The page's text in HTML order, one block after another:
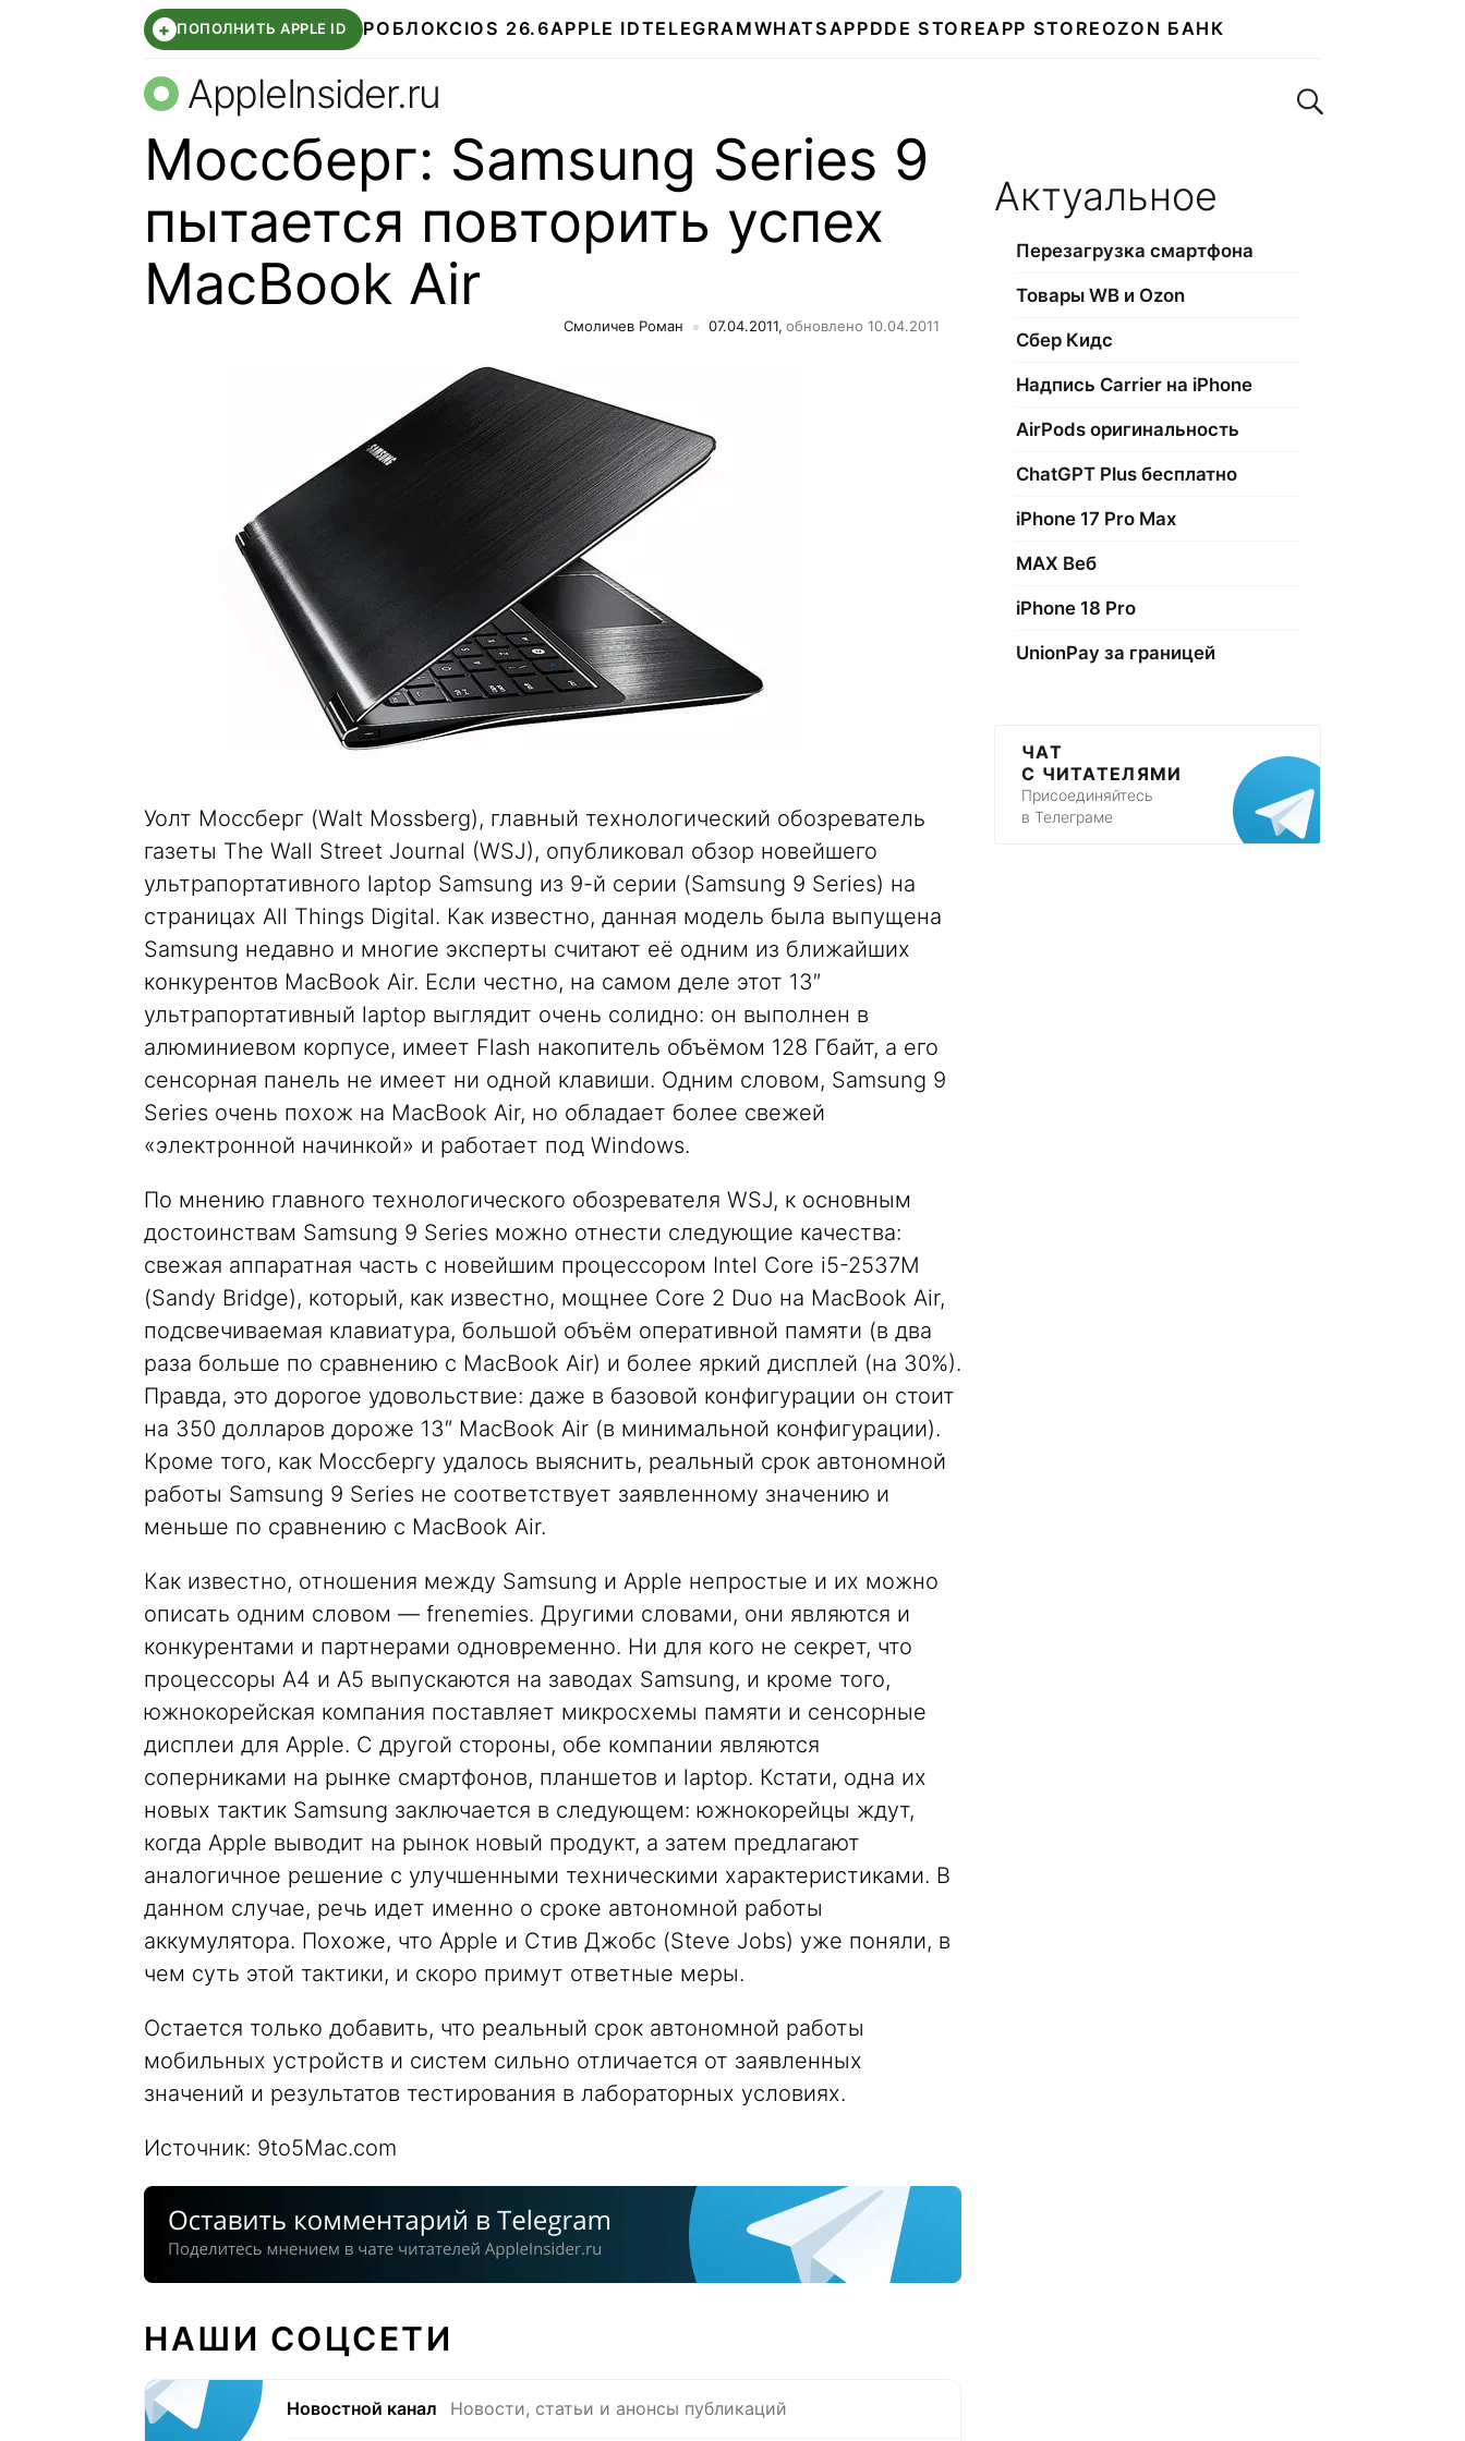
+ ПОПОЛНИТЬ APPLE ID РОБЛОКС IOS 26.6APPLE IDTELEGRAMWHATSAPPDDE STOREAPP STORE OZON БАНК
AppleInsider.ru Поиск по сайту
Моссберг: Samsung Series 9
пытается повторить успех
MacBook Air
Смоличев Роман 07.04.2011, обновлено 10.04.2011
Уолт Моссберг (Walt Mossberg), главный технологический обозреватель
газеты The Wall Street Journal (WSJ), опубликовал обзор новейшего
ультрапортативного laptop Samsung из 9-й серии (Samsung 9 Series) на
страницах All Things Digital. Как известно, данная модель была выпущена
Samsung недавно и многие эксперты считают её одним из ближайших
конкурентов MacBook Air. Если честно, на самом деле этот 13″
ультрапортативный laptop выглядит очень солидно: он выполнен в
алюминиевом корпусе, имеет Flash накопитель объёмом 128 Гбайт, а его
сенсорная панель не имеет ни одной клавиши. Одним словом, Samsung 9
Series очень похож на MacBook Air, но обладает более свежей
«электронной начинкой» и работает под Windows.
По мнению главного технологического обозревателя WSJ, к основным
достоинствам Samsung 9 Series можно отнести следующие качества:
свежая аппаратная часть с новейшим процессором Intel Core i5-2537M
(Sandy Bridge), который, как известно, мощнее Core 2 Duo на MacBook Air,
подсвечиваемая клавиатура, большой объём оперативной памяти (в два
раза больше по сравнению с MacBook Air) и более яркий дисплей (на 30%).
Правда, это дорогое удовольствие: даже в базовой конфигурации он стоит
на 350 долларов дороже 13″ MacBook Air (в минимальной конфигурации).
Кроме того, как Моссбергу удалось выяснить, реальный срок автономной
работы Samsung 9 Series не соответствует заявленному значению и
меньше по сравнению с MacBook Air.
Как известно, отношения между Samsung и Apple непростые и их можно
описать одним словом — frenemies. Другими словами, они являются и
конкурентами и партнерами одновременно. Ни для кого не секрет, что
процессоры A4 и A5 выпускаются на заводах Samsung, и кроме того,
южнокорейская компания поставляет микросхемы памяти и сенсорные
дисплеи для Apple. С другой стороны, обе компании являются
соперниками на рынке смартфонов, планшетов и laptop. Кстати, одна их
новых тактик Samsung заключается в следующем: южнокорейцы ждут,
когда Apple выводит на рынок новый продукт, а затем предлагают
аналогичное решение с улучшенными техническими характеристиками. В
данном случае, речь идет именно о сроке автономной работы
аккумулятора. Похоже, что Apple и Стив Джобс (Steve Jobs) уже поняли, в
чем суть этой тактики, и скоро примут ответные меры.
Остается только добавить, что реальный срок автономной работы
мобильных устройств и систем сильно отличается от заявленных
значений и результатов тестирования в лабораторных условиях.
Источник: 9to5Mac.com
НАШИ СОЦСЕТИ
Новостной канал Новости, статьи и анонсы публикаций
Актуальное
Перезагрузка смартфона
Товары WB и Ozon
Сбер Кидс
Надпись Carrier на iPhone
AirPods оригинальность
ChatGPT Plus бесплатно
iPhone 17 Pro Max
МАХ Веб
iPhone 18 Pro
UnionPay за границей
ЧАТ
С ЧИТАТЕЛЯМИ
Присоединяйтесь
в Телеграме